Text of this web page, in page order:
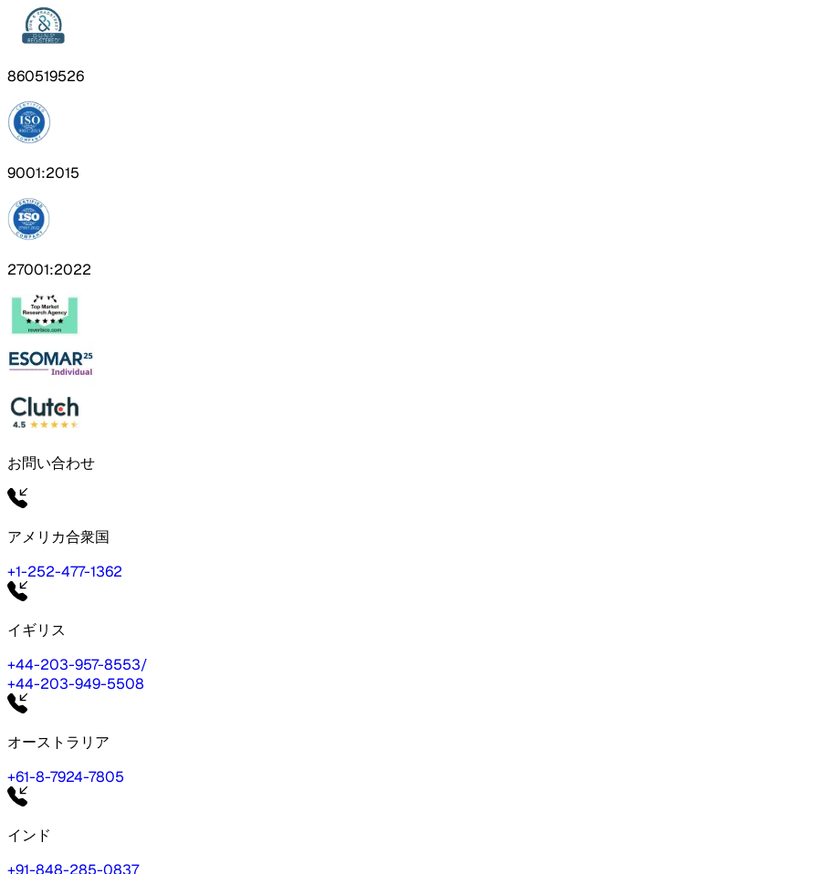
860519526
9001:2015
27001:2022
お問い合わせ
アメリカ合衆国
+1-252-477-1362
イギリス
+44-203-957-8553/
+44-203-949-5508
オーストラリア
+61-8-7924-7805
インド
+91-848-285-0837